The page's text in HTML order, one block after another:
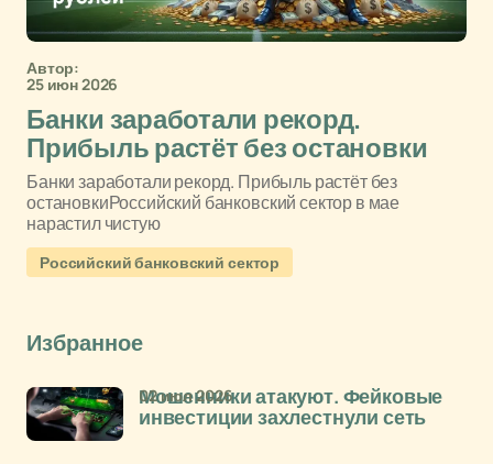
Автор:
25 июн 2026
Банки заработали рекорд.
Прибыль растёт без остановки
Банки заработали рекорд. Прибыль растёт без
остановкиРоссийский банковский сектор в мае
нарастил чистую
Российский банковский сектор
Избранное
Мошенники атакуют. Фейковые
инвестиции захлестнули сеть
02 июл 2026